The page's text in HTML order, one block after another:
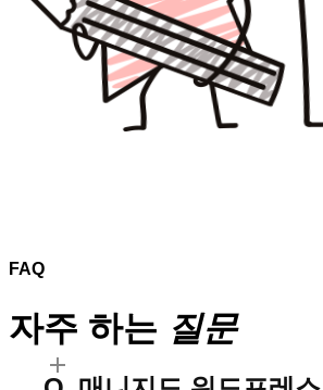
FAQ
자주 하는 질문